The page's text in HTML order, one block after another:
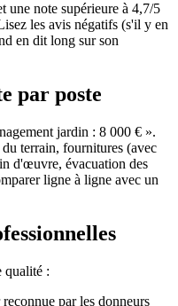
une note supérieure à 4,7/5
les avis négatifs (s'il y en
en dit long sur son
par poste
jardin : 8 000 € ».
terrain, fournitures (avec
d'œuvre, évacuation des
ligne à ligne avec un
qualité :
par les donneurs